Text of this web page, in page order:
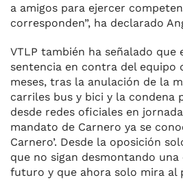
a amigos para ejercer
corresponden”, ha declarado
VTLP también ha señalado que
sentencia en contra del equipo
meses, tras la anulación de la
carriles bus y bici y la condena
desde redes oficiales en
mandato de Carnero ya se
Carnero’. Desde la oposición
que no sigan desmontando
futuro y que ahora solo mira al